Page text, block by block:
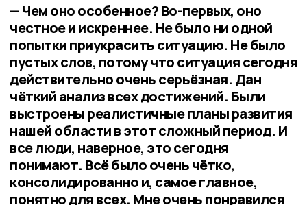
— Чем оно особенное? Во-первых, оно
честное и искреннее. Не было ни одной
попытки приукрасить ситуацию. Не было
пустых слов, потому что ситуация сегодня
действительно очень серьёзная. Дан
чёткий анализ всех достижений. Были
выстроены реалистичные планы развития
нашей области в этот сложный период. И
все люди, наверное, это сегодня
понимают. Всё было очень чётко,
консолидированно и, самое главное,
понятно для всех. Мне очень понравился